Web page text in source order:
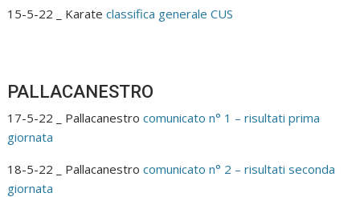
15-5-22 _ Karateclassifica generale CUS
PALLACANESTRO
17-5-22 _ Pallacanestrocomunicato n° 1 – risultati prima
giornata
18-5-22 _ Pallacanestrocomunicato n° 2 – risultati seconda
giornata